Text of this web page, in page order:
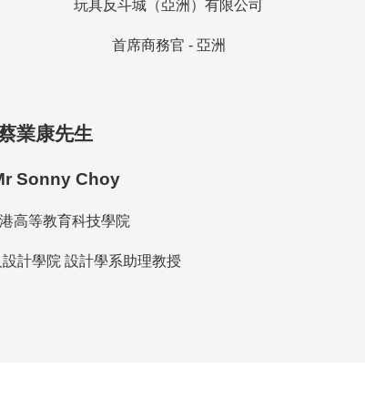
玩具反斗城（亞洲）有限公司
首席商務官 - 亞洲
康先生
Choy
等教育科技學院
計學院 設計學系助理教授